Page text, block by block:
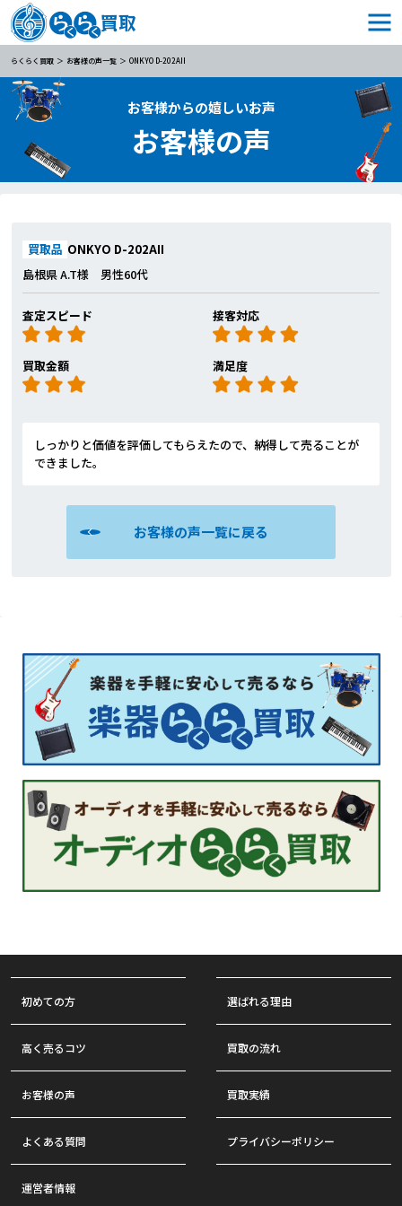
らくらく買取 お客様の声一覧 ONKYO D-202AII
お客様からの嬉しいお声
お客様の声
買取品 ONKYO D-202AII
島根県 A.T様 男性60代
査定スピード 接客対応
買取金額 満足度
しっかりと価値を評価してもらえたので、納得して売ることが
できました。
お客様の声一覧に戻る
初めての方 選ばれる理由
高く売るコツ 買取の流れ
お客様の声 買取実績
よくある質問 プライバシーポリシー
運営者情報